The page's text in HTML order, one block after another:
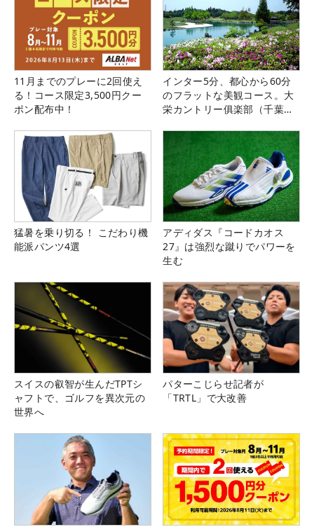
11月までのプレーに2回使え
る！コース限定3,500円クー
ポン配布中！
インター5分、都心から60分
のフラットな美観コース。大
栄カントリー俱楽部（千葉
猛暑を乗り切る！ こだわり機
能派パンツ4選
アディダス『コードカオス
27』は強烈な蹴りでパワーを
生む
スイスの叡智が生んだTPTシ
ャフトで、ゴルフを異次元の
世界へ
パターこじらせ記者が
「TRTL」で大改善